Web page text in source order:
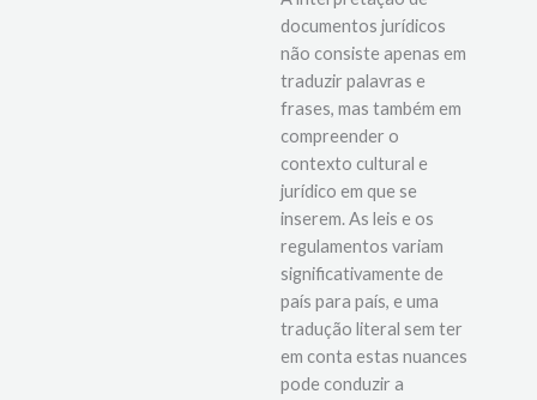
documentos jurídicos
não consiste apenas em
traduzir palavras e
frases, mas também em
compreender o
contexto cultural e
jurídico em que se
inserem. As leis e os
regulamentos variam
significativamente de
país para país, e uma
tradução literal sem ter
em conta estas nuances
pode conduzir a